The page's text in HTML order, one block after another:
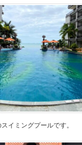
イミングプールです。